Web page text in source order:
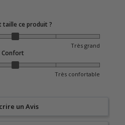
taille ce produit ?
Très grand
Confort
Très confortable
un Avis